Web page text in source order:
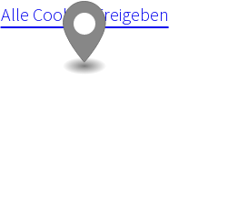
Alle Cookies Freigeben